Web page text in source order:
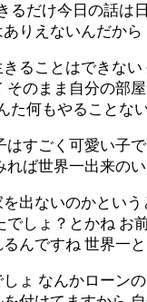
るだけ今日の話は
りえないんだから
ることはできな
そのまま自分の部
た何もやることな
はすごく可愛い子
れば世界一出来の
出ないのかとい
でしょ？とかね お
んですね 世界一
ょ なんかローン